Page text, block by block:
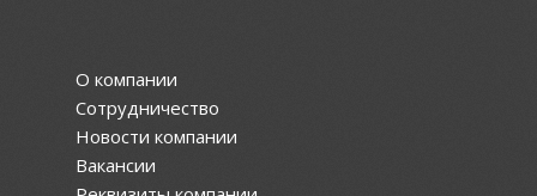
О компании
Сотрудничество
Новости компании
Вакансии